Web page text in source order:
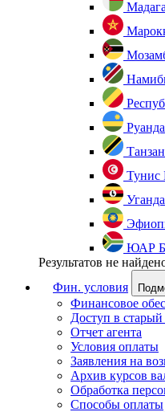
Руанда
Тунис
Уганда
ЮАР
Результатов не
Фин. условия
Финансовое
Доступ в
Отчет агента
Условия оплаты
Заявления на
Архив курсов
Обработка
Способы оплаты